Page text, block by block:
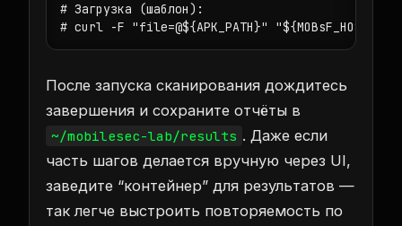
# Загрузка (шаблон):
После запуска сканирования дождитесь
завершения и сохраните отчёты в
~/mobilesec-lab/results . Даже если
часть шагов делается вручную через UI,
заведите “контейнер” для результатов —
так легче выстроить повторяемость по